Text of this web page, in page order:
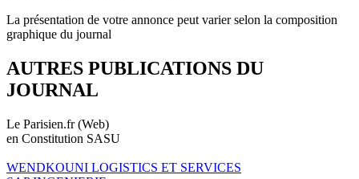
La présentation de votre annonce peut varier selon la composition
graphique du journal
AUTRES PUBLICATIONS DU
JOURNAL
Le Parisien.fr (Web)
en Constitution SASU
WENDKOUNI LOGISTICS ET SERVICES